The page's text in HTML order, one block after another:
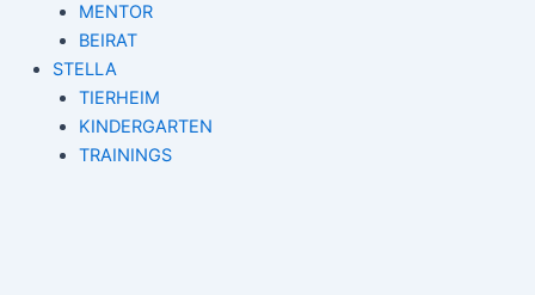
MENTOR
BEIRAT
STELLA
TIERHEIM
KINDERGARTEN
TRAININGS